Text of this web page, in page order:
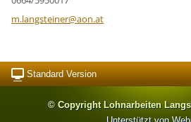
m.langsteiner@aon.at
Standard Version
© Copyright Lohnarbeiten